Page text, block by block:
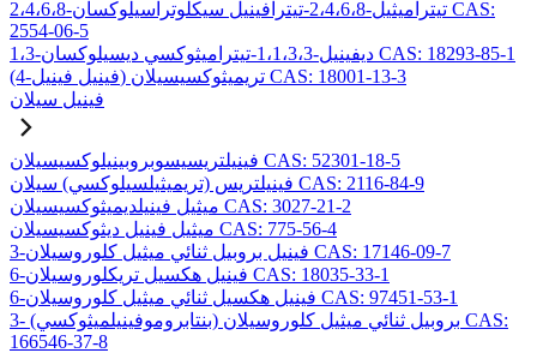
2،4،6،8-تيتراميثيل-2،4،6،8-تيترافينيل سيكلوتراسيلوكسان CAS:
2554-06-5
1،3-ديفينيل-1،1،3،3-تيتراميثوكسي ديسيلوكسان CAS: 18293-85-1
(4-فينيل فينيل) تريميثوكسيسيلان CAS: 18001-13-3
فينيل سيلان
فينيلتريسيسوبروبينيلوكسيسيلان CAS: 52301-18-5
فينيلتريس (تريميثيلسيلوكسي) سيلان CAS: 2116-84-9
ميثيل فينيلديميثوكسيسيلان CAS: 3027-21-2
ميثيل فينيل ديثوكسيسيلان CAS: 775-56-4
3-فينيل بروبيل ثنائي ميثيل كلوروسيلان CAS: 17146-09-7
6-فينيل هكسيل تريكلوروسيلان CAS: 18035-33-1
6-فينيل هكسيل ثنائي ميثيل كلوروسيلان CAS: 97451-53-1
3- (بنتابروموفينيلميثوكسي) بروبيل ثنائي ميثيل كلوروسيلان CAS:
166546-37-8